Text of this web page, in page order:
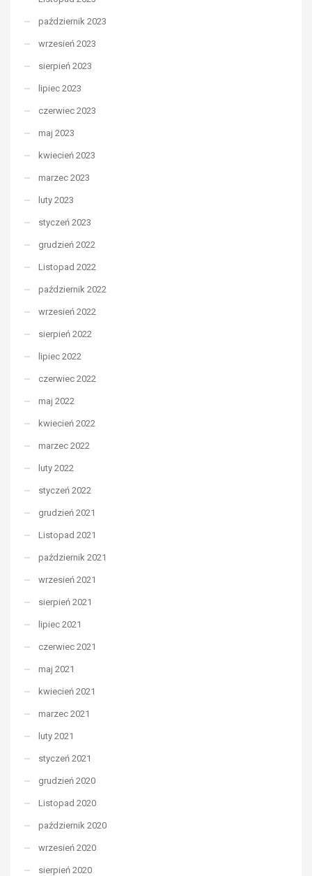
październik 2023
wrzesień 2023
sierpień 2023
lipiec 2023
czerwiec 2023
maj 2023
kwiecień 2023
marzec 2023
luty 2023
styczeń 2023
grudzień 2022
Listopad 2022
październik 2022
wrzesień 2022
sierpień 2022
lipiec 2022
czerwiec 2022
maj 2022
kwiecień 2022
marzec 2022
luty 2022
styczeń 2022
grudzień 2021
Listopad 2021
październik 2021
wrzesień 2021
sierpień 2021
lipiec 2021
czerwiec 2021
maj 2021
kwiecień 2021
marzec 2021
luty 2021
styczeń 2021
grudzień 2020
Listopad 2020
październik 2020
wrzesień 2020
sierpień 2020